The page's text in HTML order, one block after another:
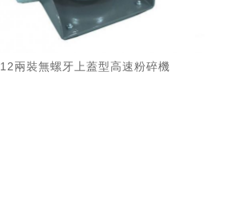
12兩裝無螺牙上蓋型高速粉碎機